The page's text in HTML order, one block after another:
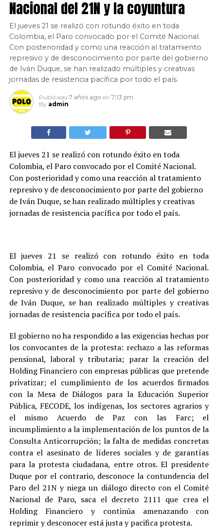
Nacional del 21N y la coyuntura
El jueves 21 se realizó con rotundo éxito en toda
Colombia, el Paro convocado por el Comité Nacional.
Con posterioridad y como una reacción al tratamiento
represivo y de desconocimiento por parte del gobierno
de Iván Duque, se han realizado múltiples y creativas
jornadas de resistencia pacífica por todo el país.
Publicado 7 años ago en 7:13 pm
By admin
El jueves 21 se realizó con rotundo éxito en toda
Colombia, el Paro convocado por el Comité Nacional.
Con posterioridad y como una reacción al tratamiento
represivo y de desconocimiento por parte del gobierno
de Iván Duque, se han realizado múltiples y creativas
jornadas de resistencia pacífica por todo el país.
El jueves 21 se realizó con rotundo éxito en toda
Colombia, el Paro convocado por el Comité Nacional.
Con posterioridad y como una reacción al tratamiento
represivo y de desconocimiento por parte del gobierno
de Iván Duque, se han realizado múltiples y creativas
jornadas de resistencia pacífica por todo el país.
El gobierno no ha respondido a las exigencias hechas por
los convocantes de la protesta: rechazo a las reformas
pensional, laboral y tributaria; parar la creación del
Holding Financiero con empresas públicas que pretende
privatizar; el cumplimiento de los acuerdos firmados
con la Mesa de Diálogos para la Educación Superior
Pública, FECODE, los indígenas, los sectores agrarios y
el mismo Acuerdo de Paz con las Farc; el
incumplimiento a la implementación de los puntos de la
Consulta Anticorrupción; la falta de medidas concretas
contra el asesinato de líderes sociales y de garantías
para la protesta ciudadana, entre otros. El presidente
Duque por el contrario, desconoce la contundencia del
Paro del 21N y niega un diálogo directo con el Comité
Nacional de Paro, saca el decreto 2111 que crea el
Holding Financiero y continúa amenazando con
reprimir y desconocer está justa y pacifica protesta.